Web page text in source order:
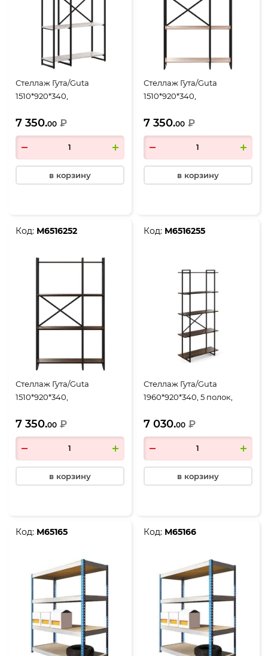
Стеллаж Гута/Guta
1510*920*340,
патина, каркас черный
7 350.00 ₽
в корзину
Стеллаж Гута/Guta
1510*920*340,
эвок, каркас черный
7 350.00 ₽
в корзину
Код: М6516252
Стеллаж Гута/Guta
1510*920*340,
коричневый, каркас
черный
7 350.00 ₽
в корзину
Код: М6516255
Стеллаж Гута/Guta
1960*920*340, 5 полок,
черный
7 030.00 ₽
в корзину
Код: М65165 Код: М65166